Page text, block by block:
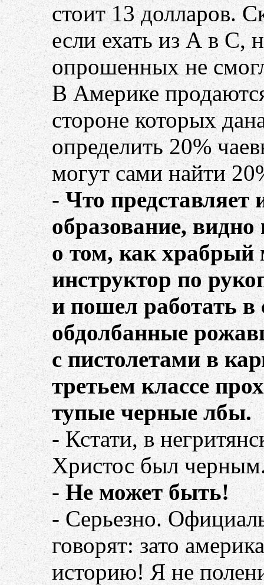
стоит 13 долларов.
если ехать из А в С,
опрошенных не
В Америке
стороне которых
определить 20%
могут сами найти
-Что представляет
образование,
о том, как храбрый
инструктор по
и пошел работать
обдолбанные
с пистолетами в
третьем классе
тупые черные лбы.
- Кстати, в
Христос был
-Не может быть!
- Серьезно.
говорят: зато
историю! Я не